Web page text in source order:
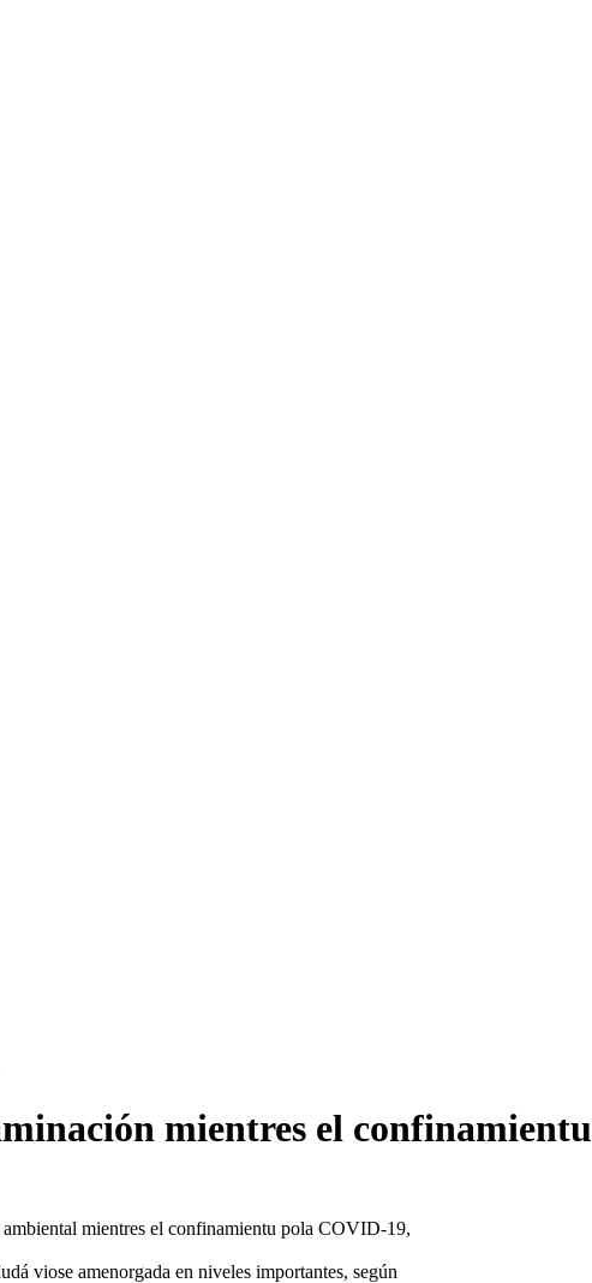
mientres el confinamientu
mientres el confinamientu pola COVID-19,
viose amenorgada en niveles importantes, según